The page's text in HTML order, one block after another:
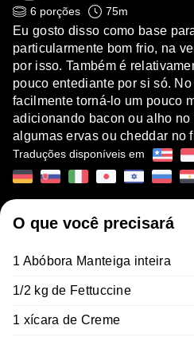
6 porções 75m
Eu gosto disso como base
particularmente bom frio, na
por isso. Também é
pouco entediante por si só.
facilmente torná-lo um pouco
adicionando bacon ou alho
algumas ervas ou cheddar no
Traduções disponíveis em
O que você precisará
1 Abóbora Manteiga inteira
1/2 kg de Fettuccine
1 xícara de Creme